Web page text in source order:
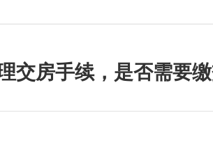
交房手续，是否需要